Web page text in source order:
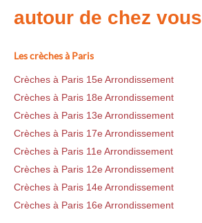
autour de chez vous
Les crèches à Paris
Crèches à Paris 15e Arrondissement
Crèches à Paris 18e Arrondissement
Crèches à Paris 13e Arrondissement
Crèches à Paris 17e Arrondissement
Crèches à Paris 11e Arrondissement
Crèches à Paris 12e Arrondissement
Crèches à Paris 14e Arrondissement
Crèches à Paris 16e Arrondissement